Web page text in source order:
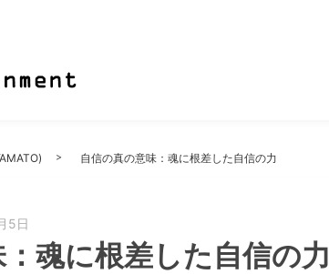
自信の真の意味：魂に根差した自信の力
5日
魂に根差した自信の力